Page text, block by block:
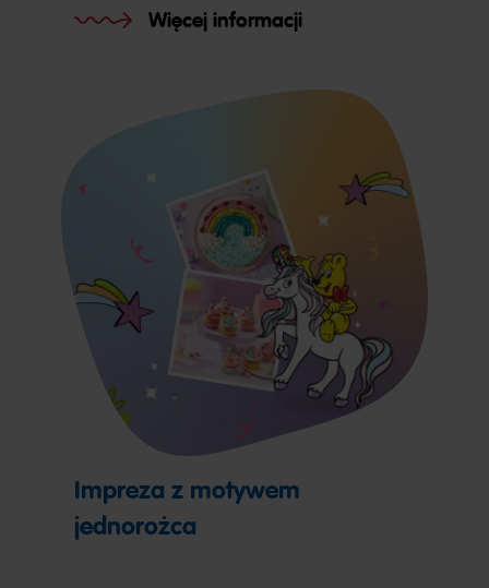
Więcej informacji
Impreza z motywem
jednorożca